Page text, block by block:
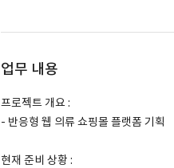
업무 내용
프로젝트 개요 :
- 반응형 웹 의류 쇼핑몰 플랫폼 기획
현재 준비 상황 :